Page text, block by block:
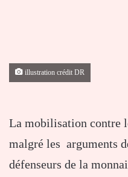
illustration crédit DR
La mobilisation contre
malgré les arguments
défenseurs de la